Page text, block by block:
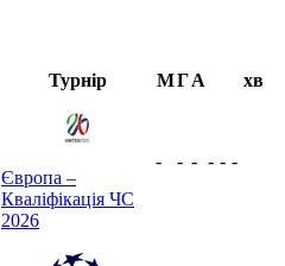
Турнір МГА хв
Європа –
Кваліфікація ЧС
2026
- - - - - -